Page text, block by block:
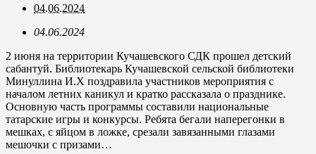
04.06.2024
04.06.2024
2 июня на территории Кучашевского СДК прошел детский
сабантуй. Библиотекарь Кучашевской сельской библиотеки
Минуллина И.Х поздравила участников мероприятия с
началом летних каникул и кратко рассказала о празднике.
Основную часть программы составили национальные
татарские игры и конкурсы. Ребята бегали наперегонки в
мешках, с яйцом в ложке, срезали завязанными глазами
мешочки с призами…